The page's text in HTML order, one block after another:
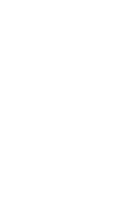
de confidentialité, en